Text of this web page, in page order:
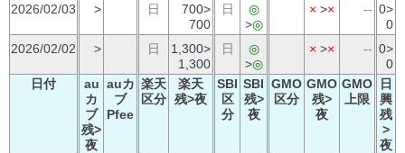
2026/02/03
> 日
700>
700
日
◎
>◎
× >× -- 0>
0
2026/02/02
> 日
1,300>
1,300
日
◎
>◎
× >× -- 0>
0
日付
au
カ
ブ
残>
夜
auカ
ブ
Pfee
楽天
区分
楽天
残>夜
SBI
区
分
SBI
残>
夜
GMO
区分
GMO
残>
夜
GMO
上限
日
興
残
>
夜